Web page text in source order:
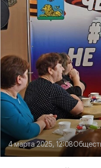
4 марта 2025, 12:08